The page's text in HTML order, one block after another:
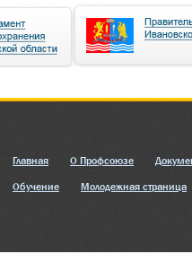
Главная О Профсоюзе
Обучение Молодежная страница